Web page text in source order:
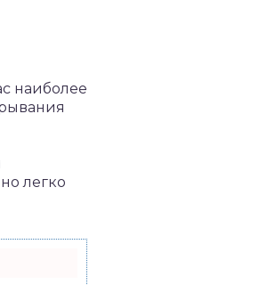
наиболее
легко